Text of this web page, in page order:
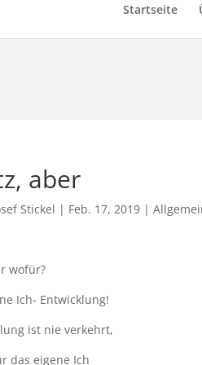
Startseite
aber
Stickel | Feb. 17, 2019 |
wofür?
Ich- Entwicklung!
ist nie verkehrt,
das eigene Ich